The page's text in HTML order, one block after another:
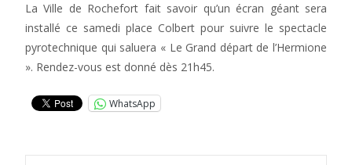
La Ville de Rochefort fait savoir qu’un écran géant sera
installé ce samedi place Colbert pour suivre le spectacle
pyrotechnique qui saluera « Le Grand départ de l’Hermione
». Rendez-vous est donné dès 21h45.
WhatsApp